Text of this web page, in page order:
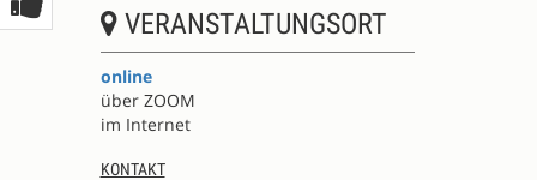
VERANSTALTUNGSORT
online
über ZOOM
im Internet
KONTAKT